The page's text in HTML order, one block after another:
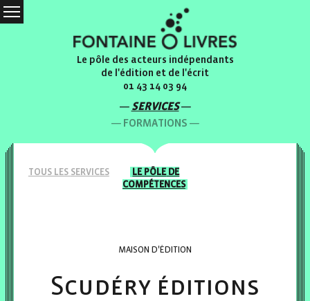
Le pôle des acteurs indépendants
de l'édition et de l'écrit
01 43 14 03 94
SERVICES
FORMATIONS
TOUS LES SERVICES LE PÔLEDE
COMPÉTENCES
MAISON D'ÉDITION
Scudéry éditions